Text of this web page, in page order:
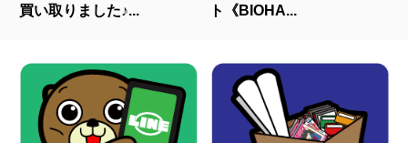
買い取りました♪...
ト《BIOHA...